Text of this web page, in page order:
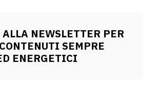
NEWSLETTER PER
SEMPRE
ENERGETICI